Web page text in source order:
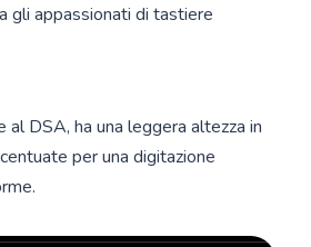
gli appassionati di tastiere
DSA, ha una leggera altezza in
per una digitazione